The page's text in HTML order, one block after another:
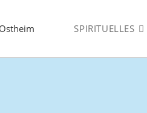
SPIRITUELLES